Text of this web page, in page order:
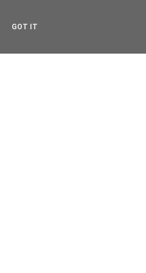
GOT IT